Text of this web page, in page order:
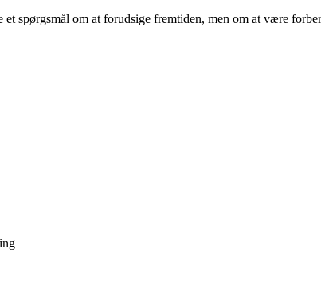
spørgsmål om at forudsige fremtiden, men om at være